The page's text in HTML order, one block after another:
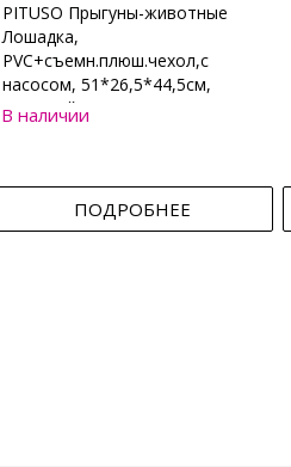
PITUSO Прыгуны-животные
Лошадка,
PVC+съемн.плюш.чехол,с
насосом, 51*26,5*44,5см,
Бежевый
В наличии
ПОДРОБНЕЕ